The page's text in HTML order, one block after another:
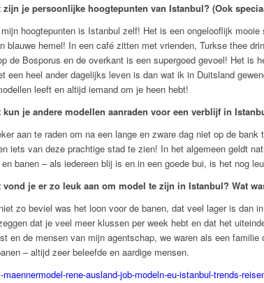
zijn je persoonlijke hoogtepunten van Istanbul? (Ook
hoogtepunten is Istanbul zelf! Het is een ongelooflijk
blauwe hemel! In een café zitten met vrienden, Turkse thee
de Bosporus en de overkant is een supergoed gevoel! Het is
een heel ander dagelijks leven is dan wat ik in Duitsland
leeft en altijd iemand om je heen hebt!
kun je andere modellen aanraden voor een verblijf in
aan te raden om na een lange en zware dag niet op de bank
iets van deze prachtige stad te zien! In het algemeen geldt
banen – als iedereen blij is en in een goede bui, is het nog
vond je er zo leuk aan om model te zijn in Istanbul? Wat
zo beviel was het loon voor de banen, dat veel lager is dan
dat je veel meer klussen per week hebt en dat het
en de mensen van mijn agentschap, we waren als een familie
– altijd zeer beleefde en aardige mensen.